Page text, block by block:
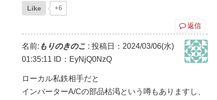
Like +6
返信
名前: もりのきのこ : 投稿日：2024/03/06(水)
01:35:11
ID：EyNjQ0NzQ
ローカル私鉄相手だと
インバーターA/Cの部品枯渇という噂もありますし、